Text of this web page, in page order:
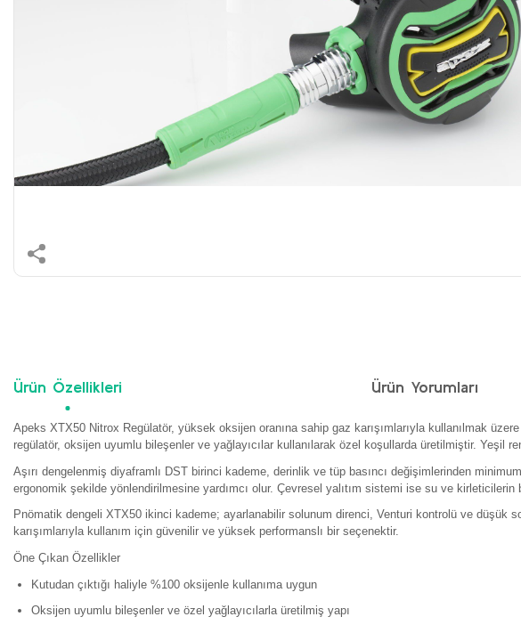
Ürün Özellikleri Ürün Yorumları
Apeks XTX50 Nitrox Regülatör, yüksek oksijen oranına sahip gaz karışımlarıyla kullanılmak
regülatör, oksijen uyumlu bileşenler ve yağlayıcılar kullanılarak özel koşullarda üretilmiştir. Yeşil
Aşırı dengelenmiş diyaframlı DST birinci kademe, derinlik ve tüp basıncı değişimlerinden
ergonomik şekilde yönlendirilmesine yardımcı olur. Çevresel yalıtım sistemi ise su ve
Pnömatik dengeli XTX50 ikinci kademe; ayarlanabilir solunum direnci, Venturi kontrolü ve düşük
karışımlarıyla kullanım için güvenilir ve yüksek performanslı bir seçenektir.
Öne Çıkan Özellikler
Kutudan çıktığı haliyle %100 oksijenle kullanıma uygun
Oksijen uyumlu bileşenler ve özel yağlayıcılarla üretilmiş yapı